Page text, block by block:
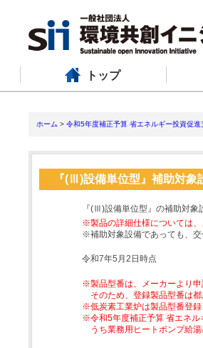
トップ
ホーム > 令和5年度補正予算 省エネルギー投資促進
『(Ⅲ)設備単位型』補助対象
『(Ⅲ)設備単位型』の補助対象
※製品の詳細仕様については
※補助対象設備であっても、
令和7年5月2日時点
※製品型番は、メーカーより
そのため、登録製品型番は
※低炭素工業炉は製品型番登
※令和5年度補正予算 省エネル
うち業務用ヒートポンプ給